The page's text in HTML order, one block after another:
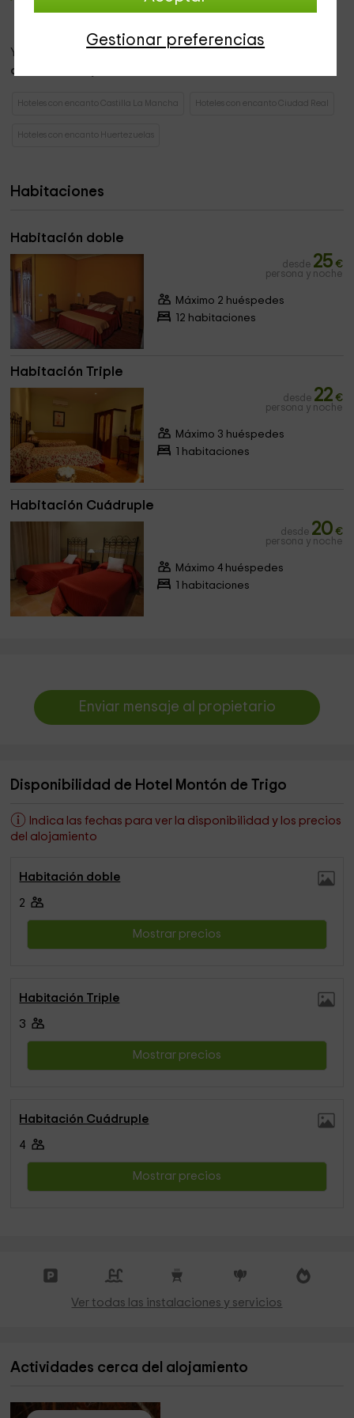
Gestionar preferencias
antaño, es decir, al horno. Además, unamesa de madera
Ya en las zonas exteriores, la vivienda reparte
con vistas del jardín.
Hoteles con encanto Castilla La Mancha Hoteles con encanto Ciudad Real
Hoteles con encanto Huertezuelas
Habitaciones
Habitación doble
desde 25 €
persona y noche
Máximo 2 huéspedes
12 habitaciones
Habitación Triple
desde 22 €
persona y noche
Máximo 3 huéspedes
1 habitaciones
Habitación Cuádruple
desde 20 €
persona y noche
Máximo 4 huéspedes
1 habitaciones
Enviar mensaje al propietario
Disponibilidad de Hotel Montón de Trigo
Indica las fechas para ver la disponibilidad y los precios
del alojamiento
Habitación doble
2
Mostrar precios
Habitación Triple
3
Mostrar precios
Habitación Cuádruple
4
Mostrar precios
Ver todas las instalaciones y servicios
Actividades cerca del alojamiento